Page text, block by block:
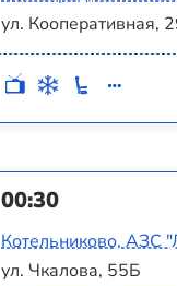
ул. Кооперативная,
00:30
Котельниково, АЗС
ул. Чкалова, 55Б